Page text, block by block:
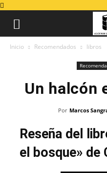
Inicio Recomendados libros
Un halcón
Por Marcos
Reseña del
el bosque» de